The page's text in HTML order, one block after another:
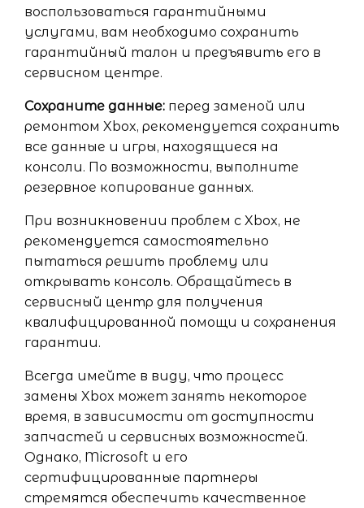
воспользоваться гарантийными
услугами, вам необходимо сохранить
гарантийный талон и предъявить его в
сервисном центре.
Сохраните данные: перед заменой или
ремонтом Xbox, рекомендуется сохранить
все данные и игры, находящиеся на
консоли. По возможности, выполните
резервное копирование данных.
При возникновении проблем с Xbox, не
рекомендуется самостоятельно
пытаться решить проблему или
открывать консоль. Обращайтесь в
сервисный центр для получения
квалифицированной помощи и сохранения
гарантии.
Всегда имейте в виду, что процесс
замены Xbox может занять некоторое
время, в зависимости от доступности
запчастей и сервисных возможностей.
Однако, Microsoft и его
сертифицированные партнеры
стремятся обеспечить качественное